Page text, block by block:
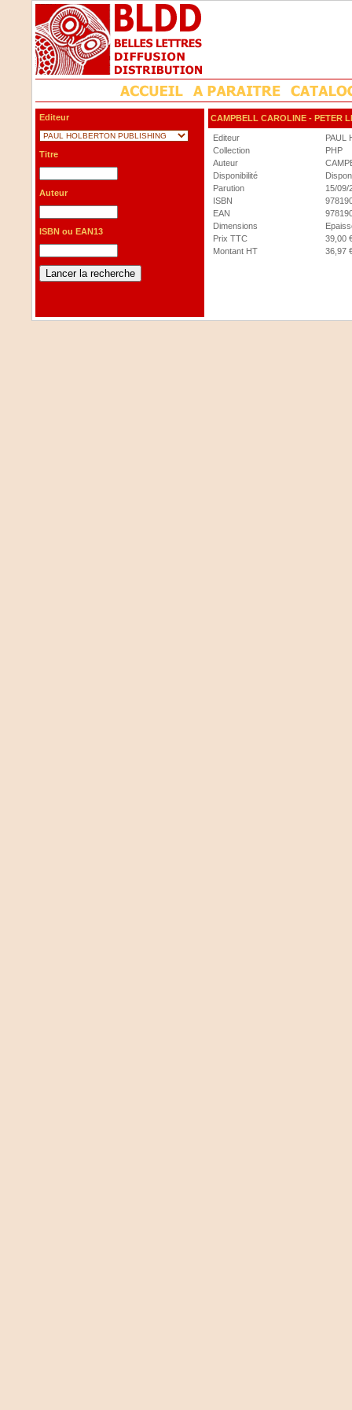
Editeur
Titre
Auteur
ISBN ou EAN13
CAMPBELL CAROLINE - PETER
Editeur
PAUL
Collection
PHP
Auteur
Disponibilité
Parution
15/09/
ISBN
EAN
Dimensions
Prix TTC
39,00
Montant HT
36,97